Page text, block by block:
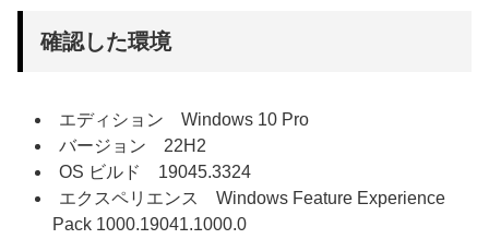
確認した環境
エディション Windows 10 Pro
バージョン 22H2
OS ビルド 19045.3324
エクスペリエンス Windows Feature Experience
Pack 1000.19041.1000.0